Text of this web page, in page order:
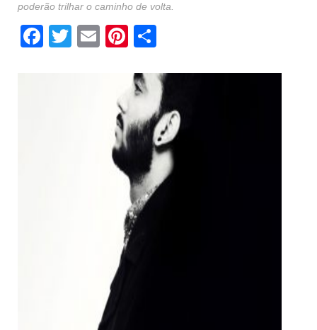
poderão trilhar o caminho de volta.
Facebook
Twitter
EmailPinterest